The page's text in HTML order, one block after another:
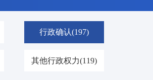
行政确认(197)
其他行政权力(119)